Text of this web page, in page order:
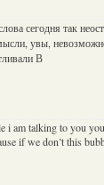
сегодня так
увы,
В
i am talking to you
if we don’t this